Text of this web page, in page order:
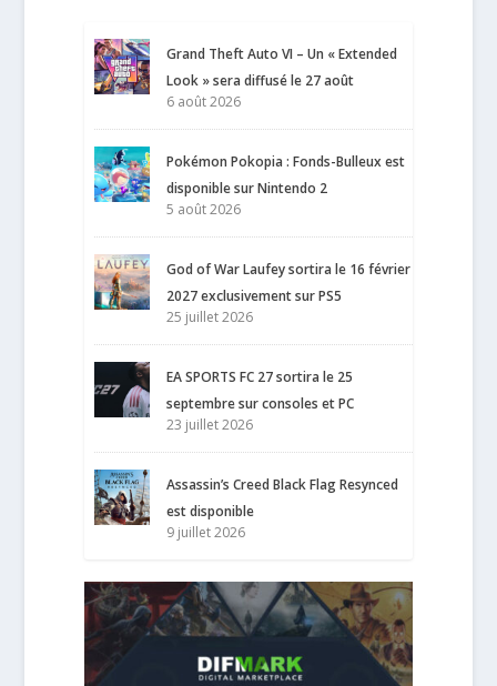
Grand Theft Auto VI – Un « Extended
Look » sera diffusé le 27 août
6 août 2026
Pokémon Pokopia : Fonds-Bulleux est
disponible sur Nintendo 2
5 août 2026
God of War Laufey sortira le 16 février
2027 exclusivement sur PS5
25 juillet 2026
EA SPORTS FC 27 sortira le 25
septembre sur consoles et PC
23 juillet 2026
Assassin’s Creed Black Flag Resynced
est disponible
9 juillet 2026